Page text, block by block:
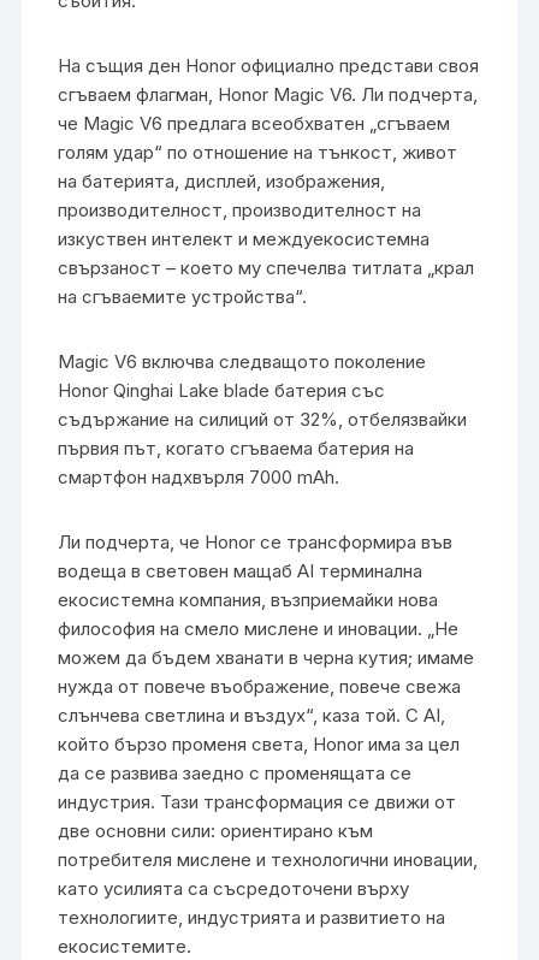
На същия ден Honor официално представи своя
сгъваем флагман, Honor Magic V6. Ли подчерта,
че Magic V6 предлага всеобхватен „сгъваем
голям удар“ по отношение на тънкост, живот
на батерията, дисплей, изображения,
производителност, производителност на
изкуствен интелект и междуекосистемна
свързаност – което му спечелва титлата „крал
на сгъваемите устройства“.
Magic V6 включва следващото поколение
Honor Qinghai Lake blade батерия със
съдържание на силиций от 32%, отбелязвайки
първия път, когато сгъваема батерия на
смартфон надхвърля 7000 mAh.
Ли подчерта, че Honor се трансформира във
водеща в световен мащаб AI терминална
екосистемна компания, възприемайки нова
философия на смело мислене и иновации. „Не
можем да бъдем хванати в черна кутия; имаме
нужда от повече въображение, повече свежа
слънчева светлина и въздух“, каза той. С AI,
който бързо променя света, Honor има за цел
да се развива заедно с променящата се
индустрия. Тази трансформация се движи от
две основни сили: ориентирано към
потребителя мислене и технологични иновации,
като усилията са съсредоточени върху
технологиите, индустрията и развитието на
екосистемите.